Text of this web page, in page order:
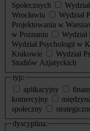
Społecznych
Wrocławiu
Wydział
Projektowania w
w Poznaniu
Wydział Psychologii w
Krakowie
Wydział
Studiów Azjatyckich
typ:
aplikacyjny
komercyjny
społeczny
dyscyplina: